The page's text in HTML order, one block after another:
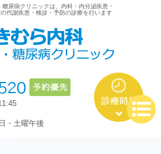
尿病クリニックは、内科・内分泌疾患・
代謝疾患・検診・予防の診療を行います
・土曜午後